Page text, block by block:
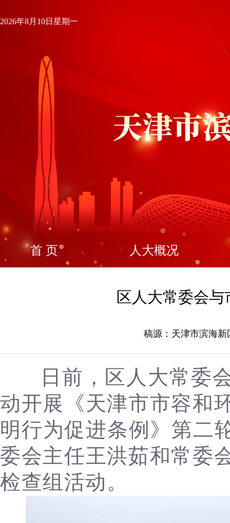
2026年8月10日星期一
首 页 人大概况
区人大常委会
稿源：天津市滨海
日前，区人大常委
动开展《天津市市容和
明行为促进条例》第二
委会主任王洪茹和常委
检查组活动。